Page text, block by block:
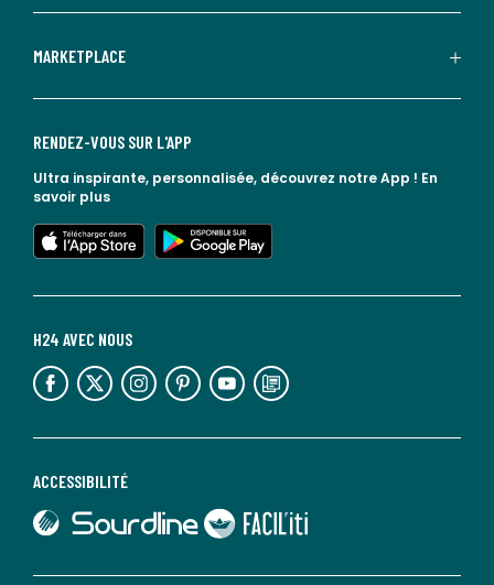
MARKETPLACE
ACCESSIBILITÉ
lien vers Sourdline
lien vers Faciliti
H24 AVEC NOUS
lien vers l'espace réseaux sociaux lien vers l'espace réseaux sociaux lien vers l'espace réseaux sociaux lien vers l'espace réseaux sociaux lien vers l'espace réseaux sociaux lien vers le blog la redoute
RENDEZ-VOUS SUR L'APP
Ultra inspirante, personnalisée, découvrez notre App ! En
savoir plus
lien vers l'app store
lien vers google play